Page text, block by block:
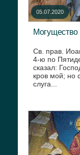
05.07.2020
Св. прав.
4-ю по
сказал:
кров мой; но
слуга...